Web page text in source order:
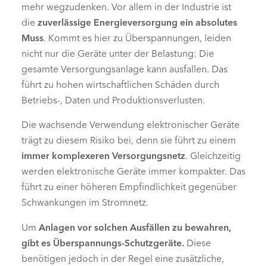
mehr wegzudenken. Vor allem in der Industrie ist
die zuverlässige Energieversorgung ein absolutes
Muss. Kommt es hier zu Überspannungen, leiden
nicht nur die Geräte unter der Belastung: Die
gesamte Versorgungsanlage kann ausfallen. Das
führt zu hohen wirtschaftlichen Schäden durch
Betriebs-, Daten und Produktionsverlusten.
Die wachsende Verwendung elektronischer Geräte
trägt zu diesem Risiko bei, denn sie führt zu einem
immer komplexeren Versorgungsnetz. Gleichzeitig
werden elektronische Geräte immer kompakter. Das
führt zu einer höheren Empfindlichkeit gegenüber
Schwankungen im Stromnetz.
Um Anlagen vor solchen Ausfällen zu bewahren,
gibt es Überspannungs-Schutzgeräte. Diese
benötigen jedoch in der Regel eine zusätzliche,